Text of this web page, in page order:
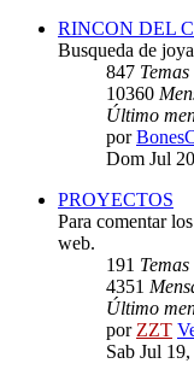
RINCON DEL
Busqueda de
847 Temas
10360
Último
por
Dom Jul
PROYECTOS
Para comentar
web.
191 Temas
4351
Último
porZZT
Sab Jul